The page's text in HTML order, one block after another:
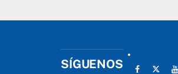
SÍGUENOS